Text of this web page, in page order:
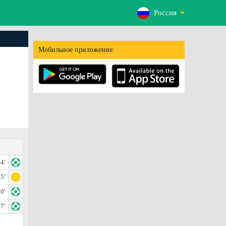
Россия
Мобильное приложение:
4'